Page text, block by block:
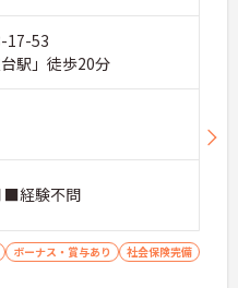
17-53
駅」徒歩20分
■経験不問
ボーナス・賞与あり
社会保険完備